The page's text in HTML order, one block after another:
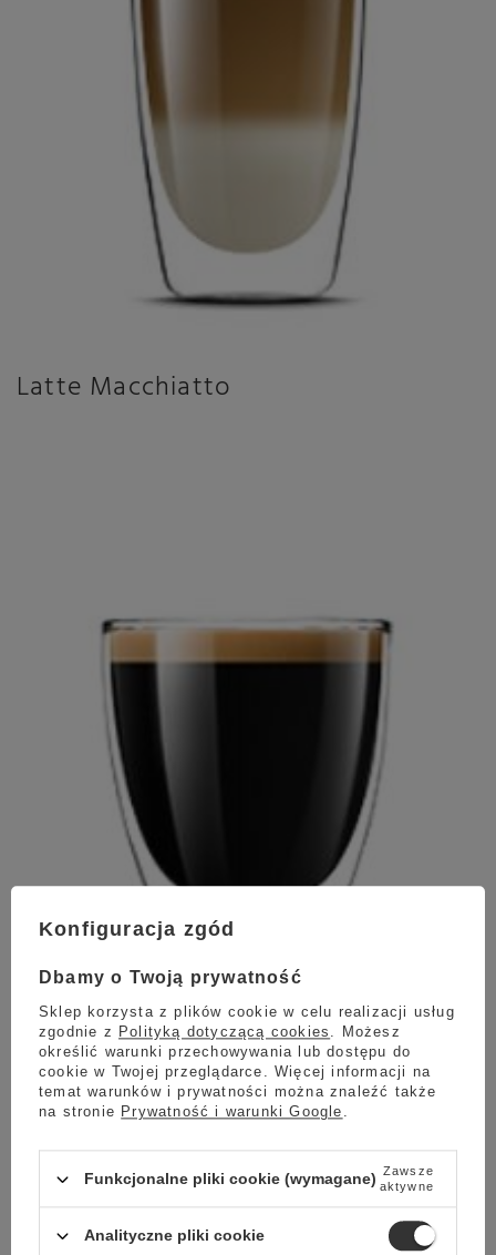
Latte Macchiatto
Caffè Crema
Konfiguracja zgód
Dbamy o Twoją prywatność
Sklep korzysta z plików cookie w celu realizacji usług
zgodnie z Polityką dotyczącą cookies . Możesz
określić warunki przechowywania lub dostępu do
cookie w Twojej przeglądarce. Więcej informacji na
temat warunków i prywatności można znaleźć także
na stronie Prywatność i warunki Google .
Funkcjonalne pliki cookie (wymagane) Zawsze
aktywne
Analityczne pliki cookie